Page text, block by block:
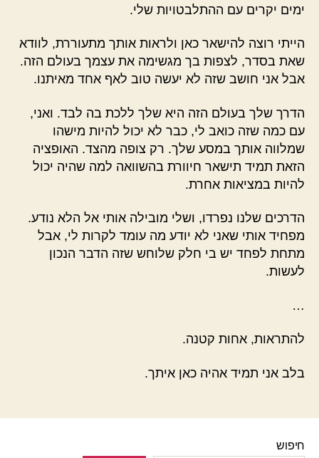
ימים יקרים עם ההתלבטויות שלי.
הייתי רוצה להישאר כאן ולראות אותך מתעוררת, לוודא
שאת בסדר, לצפות בך מגשימה את עצמך בעולם הזה.
אבל אני חושב שזה לא יעשה טוב לאף אחד מאיתנו.
הדרך שלך בעולם הזה היא שלך ללכת בה לבד. ואני,
עם כמה שזה כואב לי, כבר לא יכול להיות מישהו
שמלווה אותך במסע שלך. רק צופה מהצד. האופציה
הזאת תמיד תישאר חיוורת בהשוואה למה שהיה יכול
להיות במציאות אחרת.
הדרכים שלנו נפרדו, ושלי מובילה אותי אל הלא נודע.
מפחיד אותי שאני לא יודע מה עומד לקרות לי, אבל
מתחת לפחד יש בי חלק שלוחש שזה הדבר הנכון
לעשות.
…
להתראות, אחות קטנה.
בלב אני תמיד אהיה כאן איתך.
חיפוש